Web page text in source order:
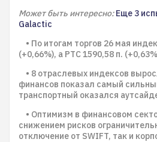
Может быть интересно: Еще 3
Galactic
• По итогам торгов 26 мая
(+0,66%), а РТС 1590,58 п.
• 8 отраслевых индексов
финансов показал самый
транспортный оказался
• Оптимизм в финансовом
снижением рисков
отключение от SWIFT, так и